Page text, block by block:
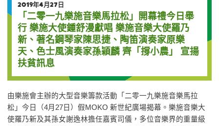
2019年4月27日
「二零一九樂施音樂馬拉松」開幕禮今日舉
行 樂施大使鍾舒漫獻唱 樂施音樂大使羅乃
新、著名鋼琴家陳思捷、陶笛演奏家原樂
天、色士風演奏家孫穎麟 齊「撐小農」 宣揚
扶貧訊息
由樂施會主辦的大型音樂籌款活動「二零一九樂施音樂馬拉
松」今日（4月27日）假MOKO 新世紀廣場揭幕。樂施音樂大
使羅乃新及其孫女謝逸林擔任嘉賓司儀，多位音樂界的重量級